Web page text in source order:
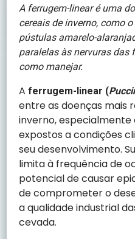
A ferrugem-linear é uma
cereais de inverno, como
pústulas amarelo-
paralelas às nervuras das
como manejar.
Aferrugem-linear (
entre as doenças mais
inverno,
expostos a condições
seu desenvolvimento.
limita à frequência de
potencial de causar
de comprometer o
a qualidade industrial
cevada.